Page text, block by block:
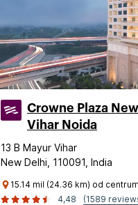
Crowne Plaza
Vihar Noida
13 B Mayur Vihar
New Delhi, 110091, India
15.14 mil (24.36 km) od
4,48
(1589